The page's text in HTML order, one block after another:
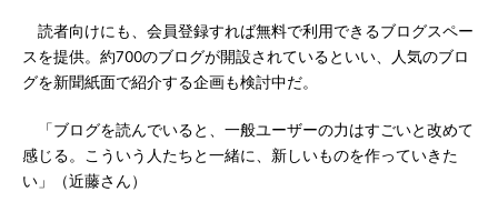
読者向けにも、会員登録すれば無料で利用できるブログスペー
スを提供。約700のブログが開設されているといい、人気のブロ
グを新聞紙面で紹介する企画も検討中だ。
「ブログを読んでいると、一般ユーザーの力はすごいと改めて
感じる。こういう人たちと一緒に、新しいものを作っていきた
い」（近藤さん）